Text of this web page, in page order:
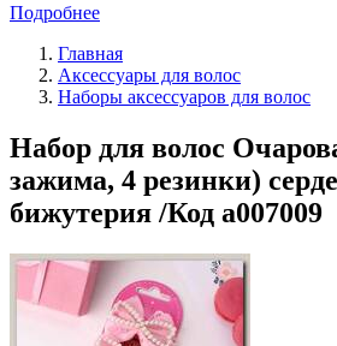
Подробнее
Главная
Аксессуары для волос
Наборы аксессуаров для волос
Набор для волос
зажима, 4 резинки)
бижутерия /Код a007009